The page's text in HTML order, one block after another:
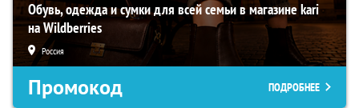
Обувь, одежда и сумки для всей семьи в магазине kari
на Wildberries
Россия
Промокод ПОДРОБНЕЕ